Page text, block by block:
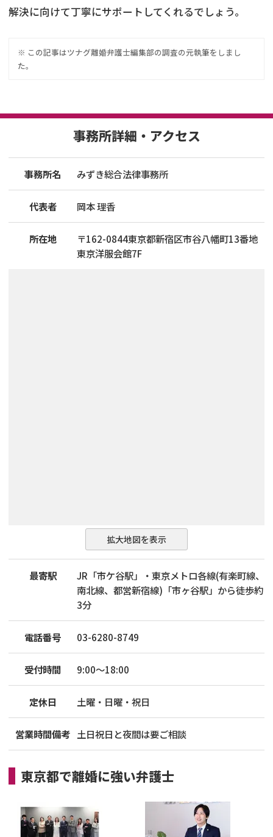
解決に向けて丁寧にサポートしてくれるでしょう。
※ この記事はツナグ離婚弁護士編集部の調査の元執筆をしまし
た。
事務所詳細・アクセス
事務所名 みずき総合法律事務所
代表者 岡本 理香
所在地 〒162-0844東京都新宿区市谷八幡町13番地
東京洋服会館7F
拡大地図を表示
最寄駅
JR「市ケ谷駅」・東京メトロ各線(有楽町線、
南北線、都営新宿線)「市ヶ谷駅」から徒歩約
3分
電話番号 03-6280-8749
受付時間 9:00～18:00
定休日 土曜・日曜・祝日
営業時間備考 土日祝日と夜間は要ご相談
東京都で離婚に強い弁護士